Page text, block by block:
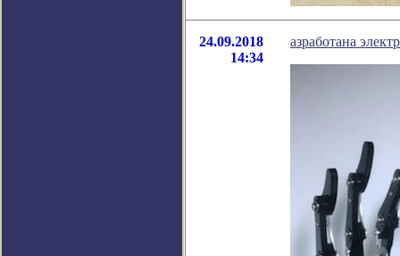
24.09.2018
14:34
азработана